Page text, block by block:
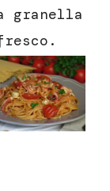
granella